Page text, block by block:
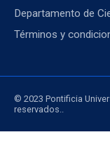
Departamento de
Términos y
© 2023 Pontificia
reservados..